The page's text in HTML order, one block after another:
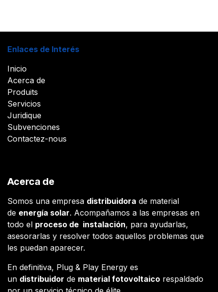
Enlaces de Interés
Inicio
Acerca de
Produits
Servicios
Juridique
Subvenciones
Contactez-nous
Acerca de
Somos una empresa distribuidora de material
de energía solar. Acompañamos a las empresas en
todo el proceso de instalación, para ayudarlas,
asesorarlas y resolver todos aquellos problemas que
les puedan aparecer.
En definitiva, Plug & Play Energy es
un distribuidor de material fotovoltaico respaldado